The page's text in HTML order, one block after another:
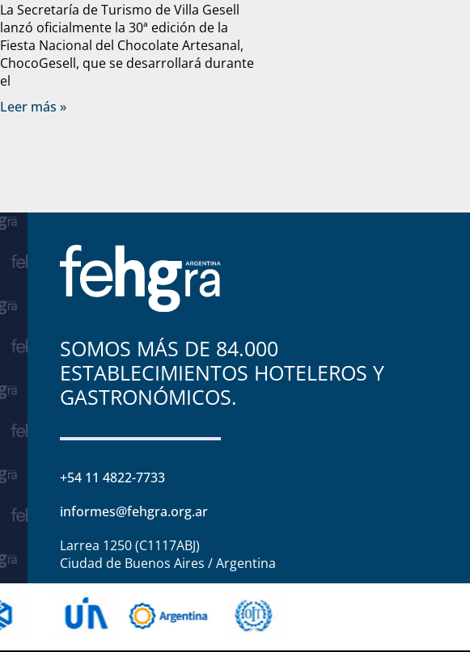
La Secretaría de Turismo de Villa Gesell
lanzó oficialmente la 30ª edición de la
Fiesta Nacional del Chocolate Artesanal,
ChocoGesell, que se desarrollará durante
el
Leer más »
SOMOS MÁS DE 84.000
ESTABLECIMIENTOS HOTELEROS Y
GASTRONÓMICOS.
+54 11 4822-7733
informes@fehgra.org.ar
Larrea 1250 (C1117ABJ)
Ciudad de Buenos Aires / Argentina